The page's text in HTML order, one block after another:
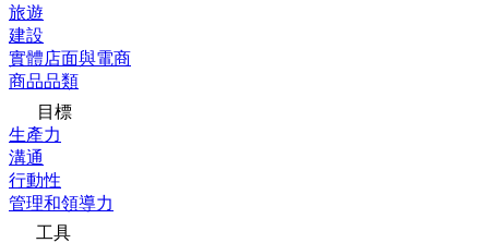
旅遊
建設
實體店面與電商
商品品類
目標
生產力
溝通
行動性
管理和領導力
工具